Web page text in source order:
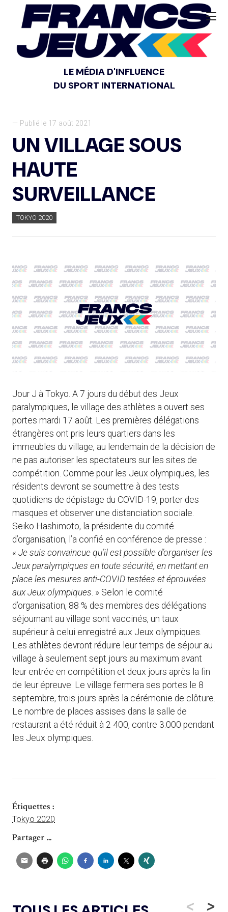
LE MÉDIA D'INFLUENCE
DU SPORT INTERNATIONAL
— Publié le 17 août 2021
UN VILLAGE SOUS
HAUTE
SURVEILLANCE
TOKYO 2020
Jour J à Tokyo. A 7 jours du début des Jeux
paralympiques, le village des athlètes a ouvert ses
portes mardi 17 août. Les premières délégations
étrangères ont pris leurs quartiers dans les
immeubles du village, au lendemain de la décision de
ne pas autoriser les spectateurs sur les sites de
compétition. Comme pour les Jeux olympiques, les
résidents devront se soumettre à des tests
quotidiens de dépistage du COVID-19, porter des
masques et observer une distanciation sociale.
Seiko Hashimoto, la présidente du comité
d’organisation, l’a confié en conférence de presse :
« Je suis convaincue qu’il est possible d’organiser les
Jeux paralympiques en toute sécurité, en mettant en
place les mesures anti-COVID testées et éprouvées
aux Jeux olympiques. » Selon le comité
d’organisation, 88 % des membres des délégations
séjournant au village sont vaccinés, un taux
supérieur à celui enregistré aux Jeux olympiques.
Les athlètes devront réduire leur temps de séjour au
village à seulement sept jours au maximum avant
leur entrée en compétition et deux jours après la fin
de leur épreuve. Le village fermera ses portes le 8
septembre, trois jours après la cérémonie de clôture.
Le nombre de places assises dans la salle de
restaurant a été réduit à 2 400, contre 3.000 pendant
les Jeux olympiques.
Étiquettes :
Tokyo 2020
Partager ...
< >